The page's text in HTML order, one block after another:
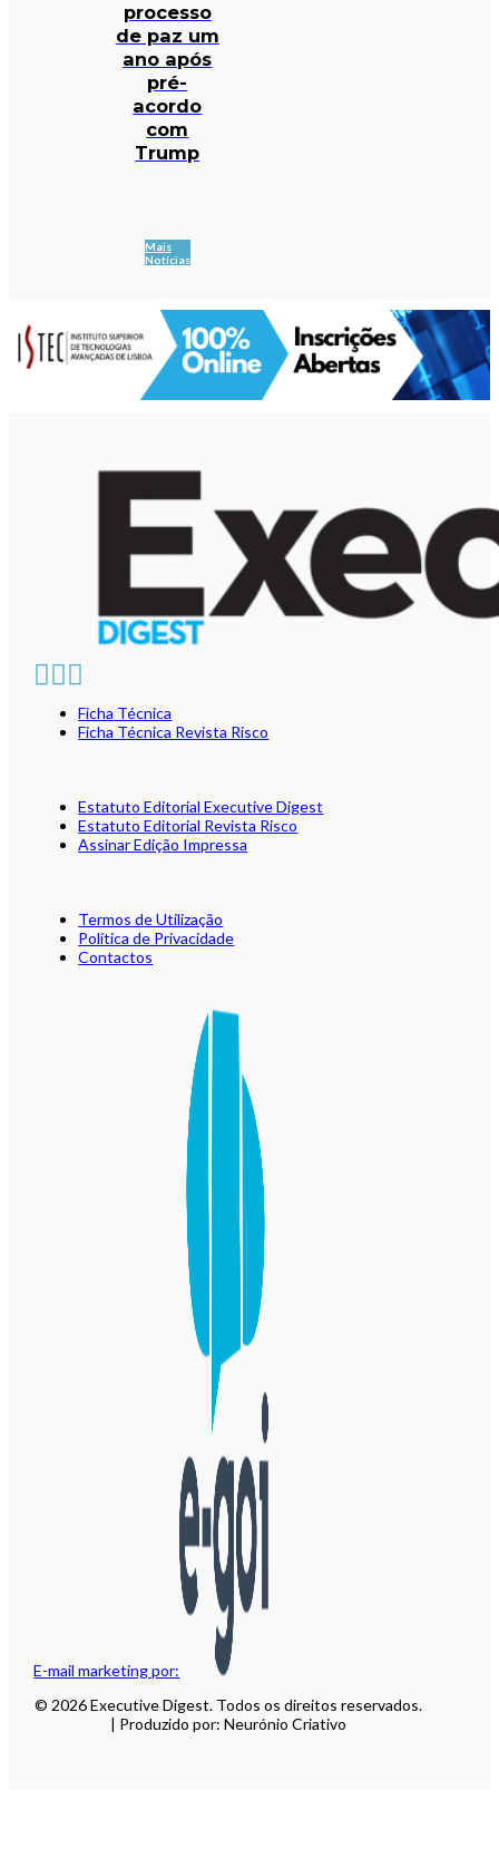
processo
de paz um
ano após
pré-
acordo
com
Trump
Mais
Notícias
E-mail marketing por:
Ficha Técnica
Ficha Técnica Revista Risco
Estatuto Editorial Executive Digest
Estatuto Editorial Revista Risco
Assinar Edição Impressa
Termos de Utilização
Política de Privacidade
Contactos
© 2026 Executive Digest. Todos os direitos reservados.
| Produzido por: Neurónio Criativo